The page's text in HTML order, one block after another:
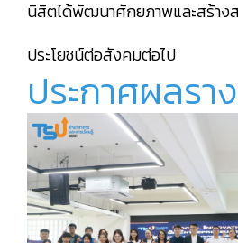
นิสิตได้พัฒนาศักยภาพและสร้าง
ประโยชน์ต่อสังคมต่อไป
ประกาศผลรา